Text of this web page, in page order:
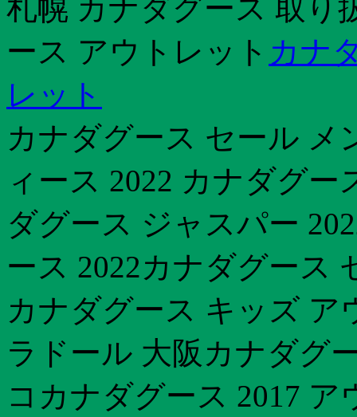
札幌 カナダグース 取り
ース アウトレット カナ
レット
カナダグース セール メ
ィース 2022 カナダグ
ダグース ジャスパー
ース 2022カナダグース
カナダグース キッズ
ラドール 大阪カナダグ
コカナダグース 2017